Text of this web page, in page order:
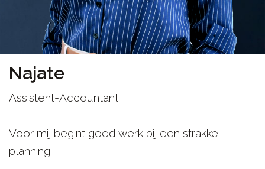
Najate
Assistent-Accountant
Voor mij begint goed werk bij een strakke
planning.